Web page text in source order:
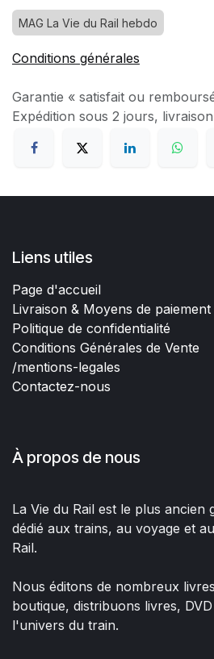
MAG La Vie du Rail hebdo
Conditions générales
Garantie « satisfait ou
Expédition sous 2 jours,
Liens utiles
Page d'accueil
Livraison & Moyens de paiement
Politique de confidentialité
Conditions Générales de Vente
/mentions-legales
Contactez-nous
À propos de nous
La Vie du Rail est le plus ancien
dédié aux trains, au voyage et
Rail.
Nous éditons de nombreux
boutique, distribuons livres,
l'univers du train.